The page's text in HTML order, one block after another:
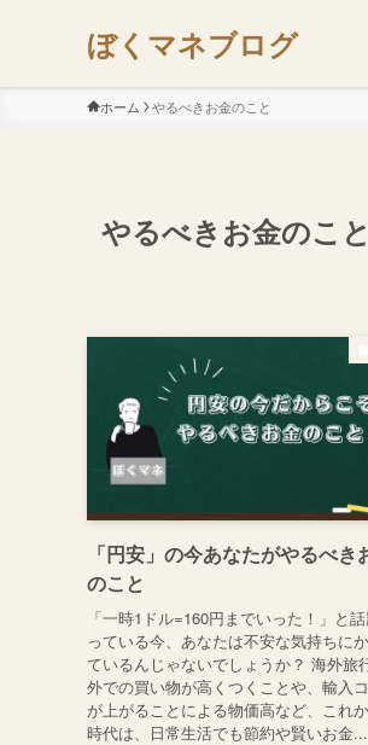
ぼくマネブログ
ホーム やるべきお金のこと
やるべきお金のこと
「円安」の今あなたがやるべき
のこと
「一時1ドル=160円までいった！」と
っている今、あなたは不安な気持ちに
ているんじゃないでしょうか？ 海外旅
外での買い物が高くつくことや、輸入
が上がることによる物価高など、これ
時代は、日常生活でも節約や賢いお金...